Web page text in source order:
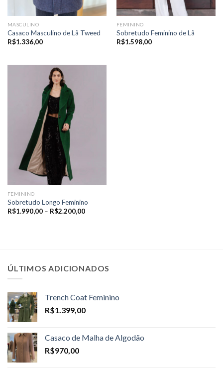
MASCULINO
Casaco Masculino de Lã Tweed
R$1.336,00
FEMININO
Sobretudo Feminino de Lã
R$1.598,00
FEMININO
Sobretudo Longo Feminino
R$1.990,00 – R$2.200,00Price
ÚLTIMOS ADICIONADOS
Trench Coat Feminino
R$1.399,00
Casaco de Malha de Algodão
R$970,00